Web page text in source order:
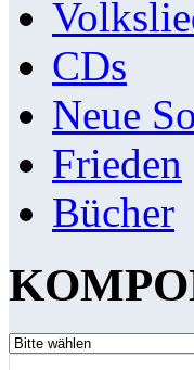
CDs
Neue
Frieden
Bücher